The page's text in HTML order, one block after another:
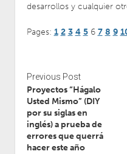
desarrollos y cualquier
Pages: 1 2 3 4 5 6 7 8 9
Previous Post
Proyectos “Hágalo
Usted Mismo” (DIY
por su siglas en
inglés) a prueba de
errores que querrá
hacer este año